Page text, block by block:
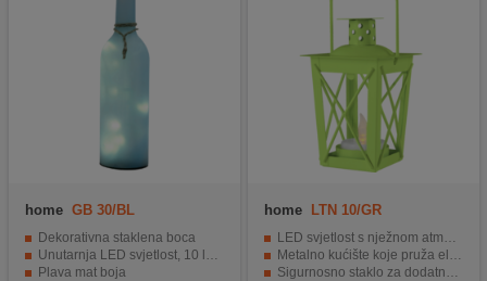
home GB 30/BL
Dekorativna staklena boca
Unutarnja LED svjetlost, 10 lampica
Plava mat boja
home LTN 10/GR
LED svjetlost s nježnom atmosferom svijeće.
Metalno kućište koje pruža eleganciju.
Sigurnosno staklo za dodatnu zaštitu.